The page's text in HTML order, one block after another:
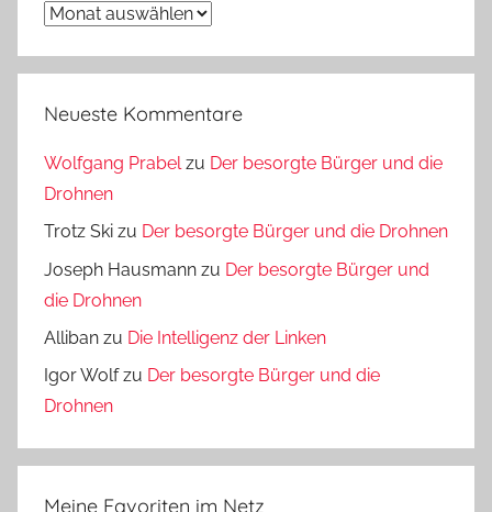
Archiv
Neueste Kommentare
Wolfgang Prabel zu Der besorgte Bürger und die
Drohnen
Trotz Ski zu Der besorgte Bürger und die Drohnen
Joseph Hausmann zu Der besorgte Bürger und
die Drohnen
Alliban zu Die Intelligenz der Linken
Igor Wolfzu Der besorgte Bürger und die
Drohnen
Meine Favoriten im Netz